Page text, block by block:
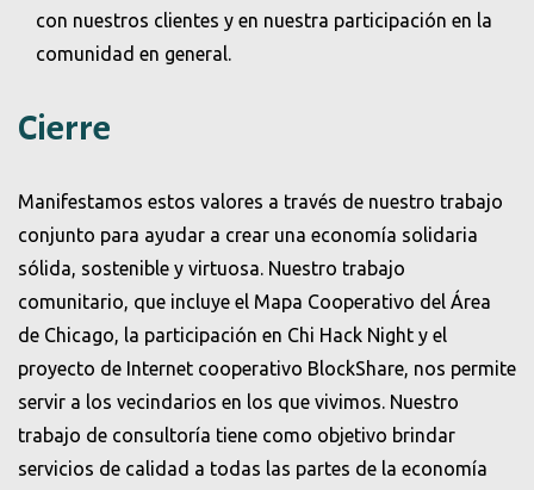
con nuestros clientes y en nuestra participación en la
comunidad en general.
Cierre
Manifestamos estos valores a través de nuestro trabajo
conjunto para ayudar a crear una economía solidaria
sólida, sostenible y virtuosa. Nuestro trabajo
comunitario, que incluye el Mapa Cooperativo del Área
de Chicago, la participación en Chi Hack Night y el
proyecto de Internet cooperativo BlockShare, nos permite
servir a los vecindarios en los que vivimos. Nuestro
trabajo de consultoría tiene como objetivo brindar
servicios de calidad a todas las partes de la economía